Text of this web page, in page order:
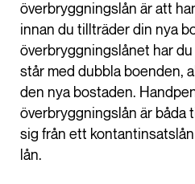
överbryggningslån är att
innan du tillträder din nya
överbryggningslånet har
står med dubbla boenden,
den nya bostaden.
överbryggningslån är båda
sig från ett
lån.